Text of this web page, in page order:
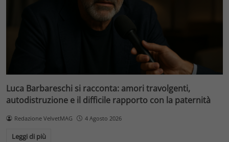
Luca Barbareschi si racconta: amori travolgenti,
autodistruzione e il difficile rapporto con la paternità
Redazione VelvetMAG 4 Agosto 2026
Leggi di più